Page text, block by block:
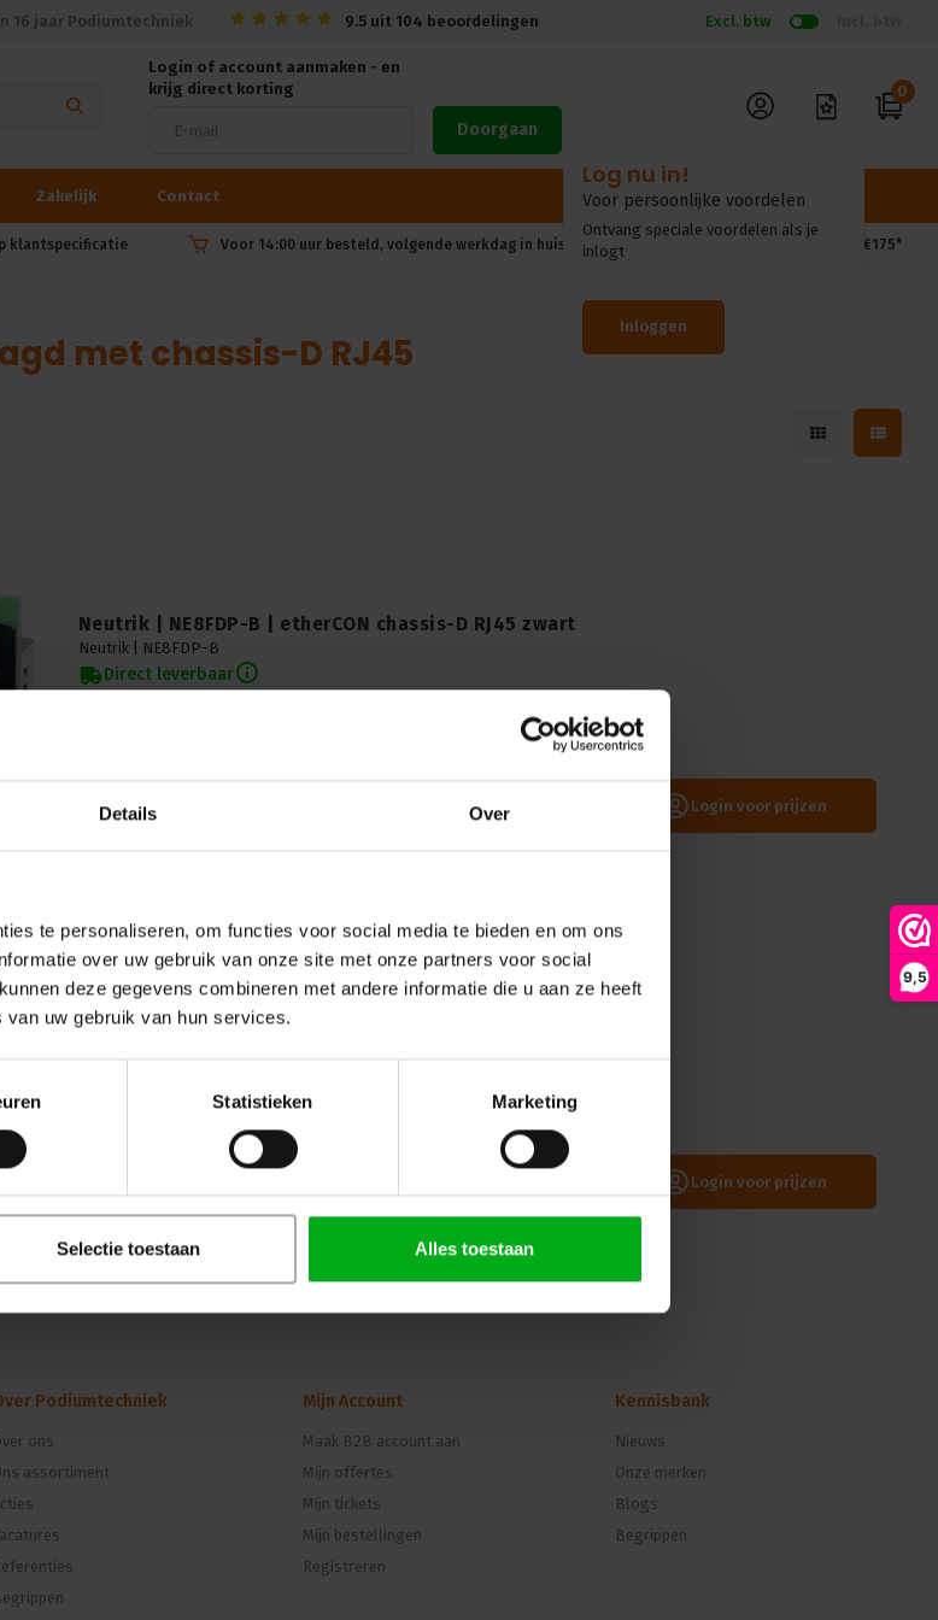
Details Over
te personaliseren, om functies voor social media te bieden en om ons
over uw gebruik van onze site met onze partners voor social
deze gegevens combineren met andere informatie die u aan ze heeft
uw gebruik van hun services.
Statistieken Marketing
Selectie toestaan Alles toestaan
9,5
16 jaar Podiumtechniek 9.5 uit 104 beoordelingen Excl. btw
Login of account aanmaken - en
krijg direct korting
Doorgaan
0
Zakelijk Contact
klantspecificatie Voor 14:00 uur besteld, volgende werkdag in huis* Gratis verzendkosten vanaf €175*
met chassis-D RJ45
Neutrik | NE8FDP-B | etherCON chassis-D RJ45 zwart
Neutrik | NE8FDP-B
Direct leverbaar
betrouwbare keuze voor al uw netwerkconnectiviteit behoeften. Perfect
Login voor prijzen
Neutrik | NE8FDP-TOP | etherCON chassis-D RJ45 TOP
IP65
Verwachtte levertijd 7-14 werkdagen
IP65 bescherming. Betrouwbare waterdichte verbinding voor professionele
Login voor prijzen
Podiumtechniek
ons
assortiment
Mijn Account
Maak B2B account aan
Mijn offertes
Mijn tickets
Mijn bestellingen
Registreren
Kennisbank
Nieuws
Onze merken
Blogs
Begrippen